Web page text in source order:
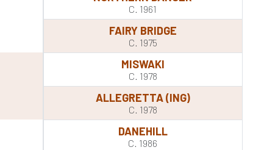
C. 1961
FAIRY BRIDGE
C. 1975
MISWAKI
C. 1978
ALLEGRETTA (ING)
C. 1978
DANEHILL
C. 1986